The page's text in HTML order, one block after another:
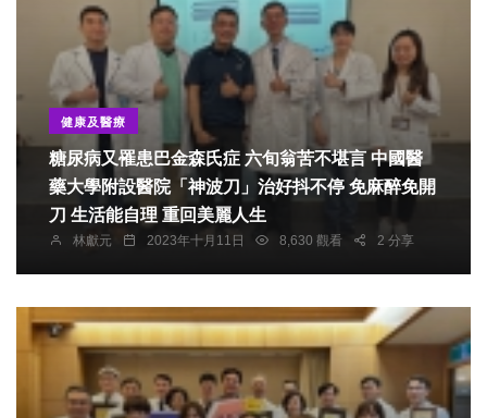
健康及醫療
糖尿病又罹患巴金森氏症 六旬翁苦不堪言 中國醫
藥大學附設醫院「神波刀」治好抖不停 免麻醉免開
刀 生活能自理 重回美麗人生
林獻元 2023年十月11日 8,630 觀看 2 分享